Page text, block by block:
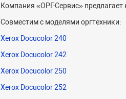
Компания «ОРГ-Сервис» предлагает
Совместим с моделями оргтехники:
Xerox Docucolor 240
Xerox Docucolor 242
Xerox Docucolor 250
Xerox Docucolor 252